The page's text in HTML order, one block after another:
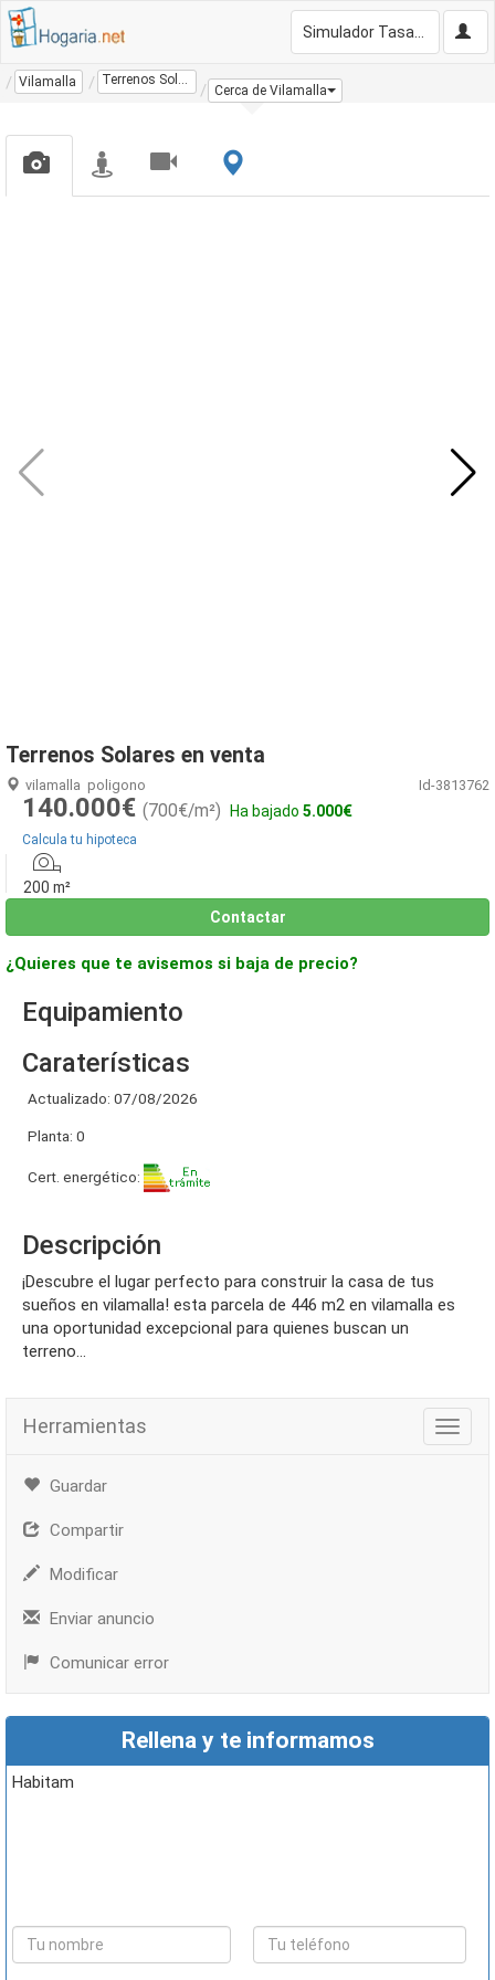
Vilamalla Terrenos Solares
Cerca de Vilamalla
Terrenos Solares en venta
vilamalla poligono Id-3813762
140.000€ (700€/m²) Ha bajado 5.000€
Calcula tu hipoteca
200 m²
Contactar
¿Quieres que te avisemos si baja de precio?
Equipamiento
Caraterísticas
Actualizado: 07/08/2026
Planta: 0
Cert. energético:
Descripción
¡descubre el lugar perfecto para construir la casa de tus
sueños en vilamalla! esta parcela de 446 m2 en vilamalla es
una oportunidad excepcional para quienes buscan un
terreno...
Herramientas
Guardar
Compartir
Modificar
Enviar anuncio
Comunicar error
Rellena y te informamos
Habitam